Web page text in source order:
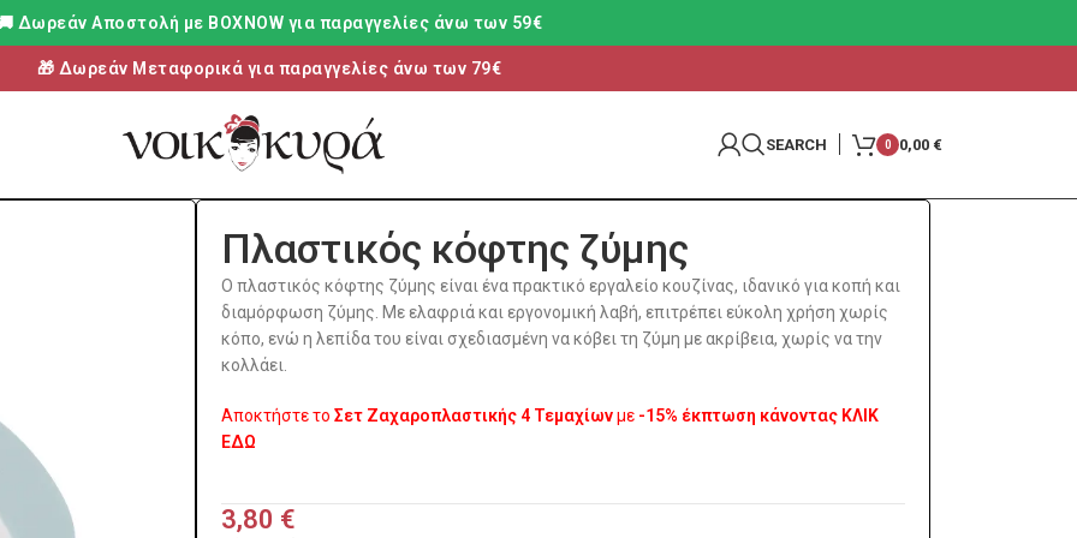
Δωρεάν Aποστολή με BOXNOW για παραγγελίες άνω των 59€
🎁 Δωρεάν Μεταφορικά για παραγγελίες άνω των 79€
SEARCH 0 0,00 €
Πλαστικός κόφτης ζύμης
Ο πλαστικός κόφτης ζύμης είναι ένα πρακτικό εργαλείο κουζίνας, ιδανικό για κοπή και
διαμόρφωση ζύμης. Με ελαφριά και εργονομική λαβή, επιτρέπει εύκολη χρήση χωρίς
κόπο, ενώ η λεπίδα του είναι σχεδιασμένη να κόβει τη ζύμη με ακρίβεια, χωρίς να την
κολλάει.
Αποκτήστε το Σετ Ζαχαροπλαστικής 4 Τεμαχίωνμε -15% έκπτωση κάνοντας ΚΛΙΚ
ΕΔΩ
3,80 €